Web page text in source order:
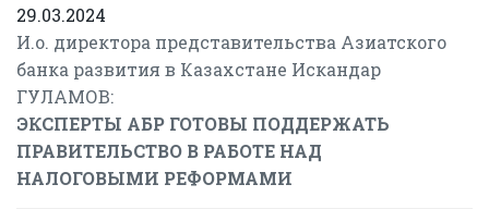
29.03.2024
И.о. директора представительства Азиатского
банка развития в Казахстане Искандар
ГУЛАМОВ:
ЭКСПЕРТЫ АБР ГОТОВЫ ПОДДЕРЖАТЬ
ПРАВИТЕЛЬСТВО В РАБОТЕ НАД
НАЛОГОВЫМИ РЕФОРМАМИ